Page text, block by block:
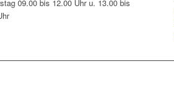
09.00 bis 12.00 Uhr u. 13.00 bis